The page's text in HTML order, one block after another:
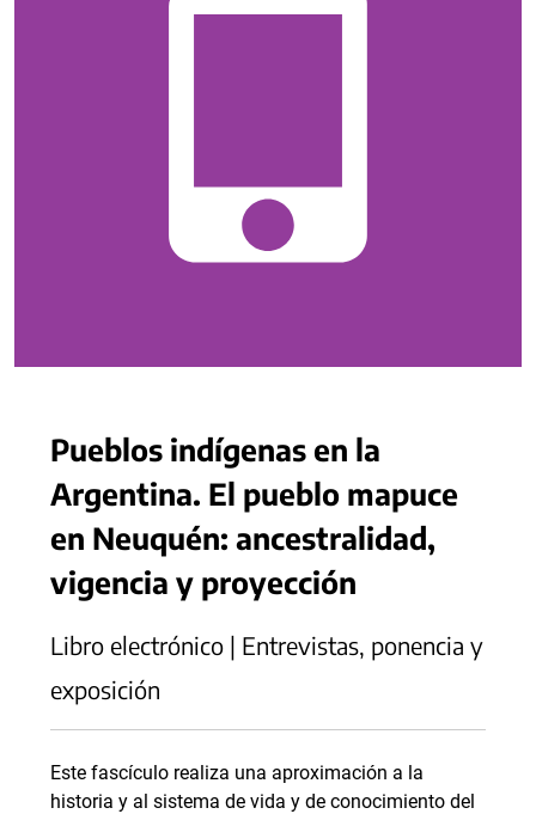
Pueblos indígenas en la
Argentina. El pueblo mapuce
en Neuquén: ancestralidad,
vigencia y proyección
Libro electrónico | Entrevistas, ponencia y
exposición
Este fascículo realiza una aproximación a la
historia y al sistema de vida y de conocimiento del